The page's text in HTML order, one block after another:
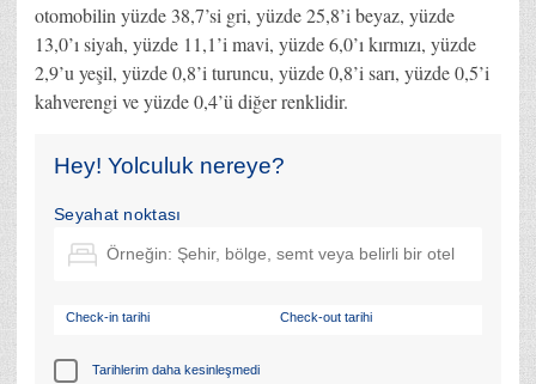
otomobilin yüzde 38,7’si gri, yüzde 25,8’i beyaz, yüzde
13,0’ı siyah, yüzde 11,1’i mavi, yüzde 6,0’ı kırmızı, yüzde
2,9’u yeşil, yüzde 0,8’i turuncu, yüzde 0,8’i sarı, yüzde 0,5’i
kahverengi ve yüzde 0,4’ü diğer renklidir.
Hey! Yolculuk nereye?
Seyahat noktası
Check-in tarihi Check-out tarihi
Tarihlerim daha kesinleşmedi